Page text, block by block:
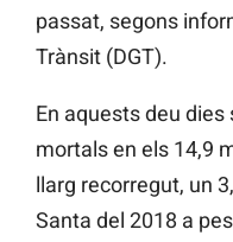
passat, segons
Trànsit (DGT).
En aquests deu
mortals en els 14,9
llarg recorregut, un
Santa del 2018 a